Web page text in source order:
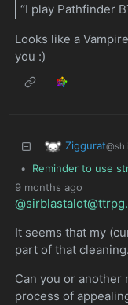
“I play Pathfinder
Looks like a
you :)
Ziggurat
• Reminder to use
9 months ago
It seems that my
part of that cleaning.
Can you or another
process of